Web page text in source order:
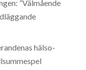
”Välmående
hälso-